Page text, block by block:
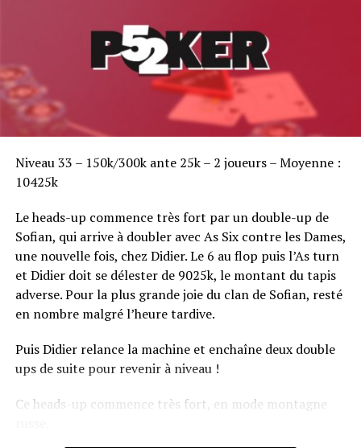
Niveau 33 – 150k/300k ante 25k – 2 joueurs – Moyenne :
10425k
Le heads-up commence très fort par un double-up de
Sofian, qui arrive à doubler avec As Six contre les Dames,
une nouvelle fois, chez Didier. Le 6 au flop puis l’As turn
et Didier doit se délester de 9025k, le montant du tapis
adverse. Pour la plus grande joie du clan de Sofian, resté
en nombre malgré l’heure tardive.
Puis Didier relance la machine et enchaîne deux double
ups de suite pour revenir à niveau !
Ce heads-up commence très fort, en mode montagne